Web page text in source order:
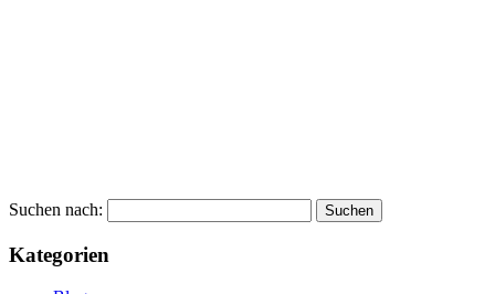
Suchen nach:
Kategorien